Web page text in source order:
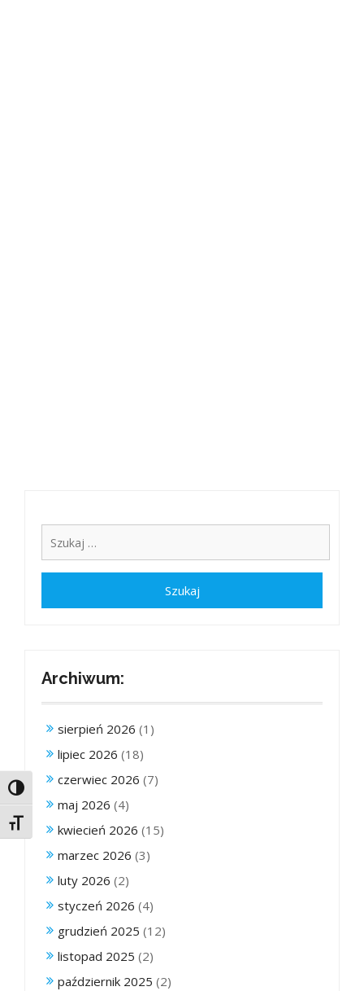
Toggle High Contrast
Toggle Font size
Archiwum:
sierpień 2026 (1)
lipiec 2026 (18)
czerwiec 2026 (7)
maj 2026 (4)
kwiecień 2026 (15)
marzec 2026 (3)
luty 2026 (2)
styczeń 2026 (4)
grudzień 2025 (12)
listopad 2025 (2)
październik 2025 (2)